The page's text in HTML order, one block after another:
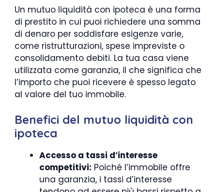
Un mutuo liquidità con ipoteca è una forma
di prestito in cui puoi richiedere una somma
di denaro per soddisfare esigenze varie,
come ristrutturazioni, spese impreviste o
consolidamento debiti. La tua casa viene
utilizzata come garanzia, il che significa che
l’importo che puoi ricevere è spesso legato
al valore del tuo immobile.
Benefici del mutuo liquidità con
ipoteca
Accesso a tassi d’interesse
competitivi: Poiché l’immobile offre
una garanzia, i tassi d’interesse